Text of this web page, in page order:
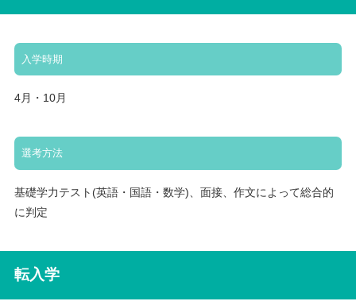
入学時期
4月・10月
選考方法
基礎学力テスト(英語・国語・数学)、面接、作文によって総合的
に判定
転入学